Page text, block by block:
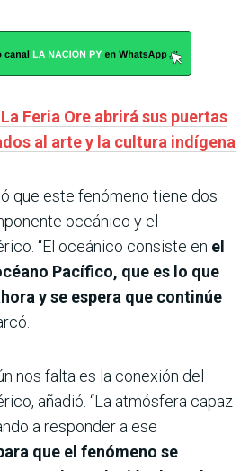
Feria Ore abrirá sus puertas
al arte y la cultura indígena
que este fenómeno tiene dos
oceánico y el
“El oceánico consiste en el
Pacífico, que es lo que
y se espera que continúe
nos falta es la conexión del
añadió. “La atmósfera capaz
a responder a ese
que el fenómeno se